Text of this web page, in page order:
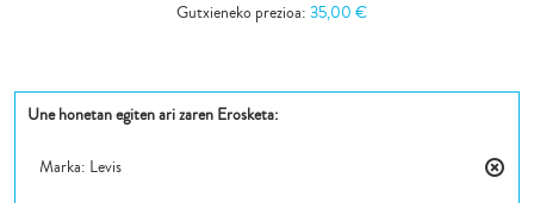
Gutxieneko prezioa:35,00 €
Une honetan egiten ari zaren Erosketa:
Marka: Levis